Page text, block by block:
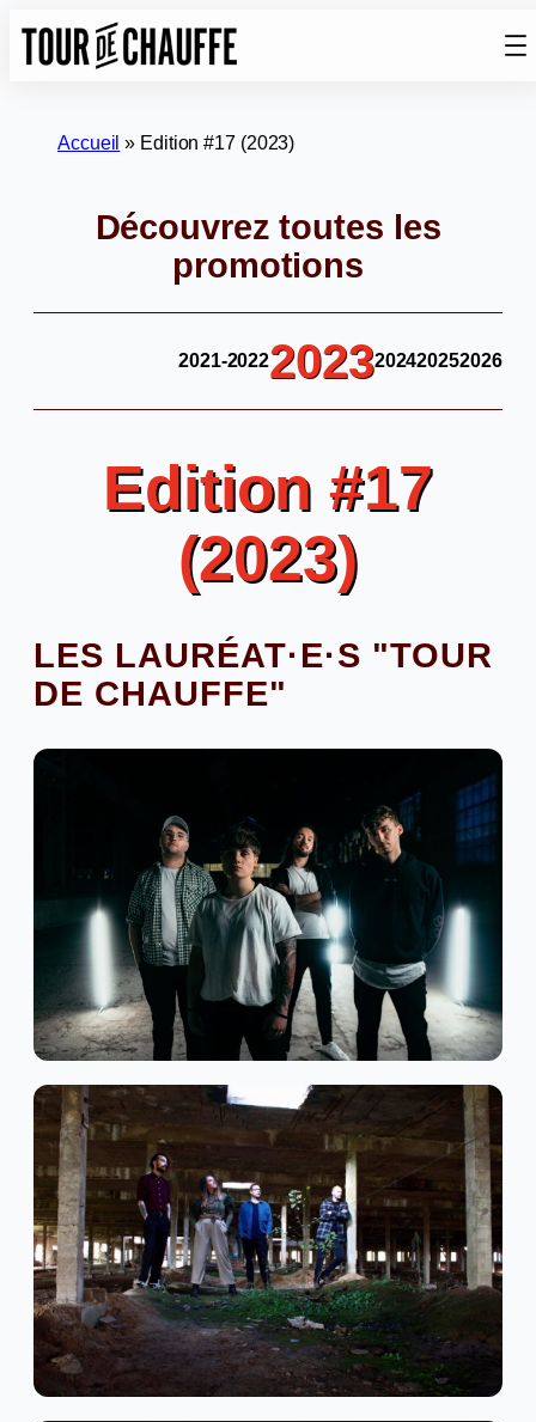
Accueil » Edition #17 (2023)
Découvrez toutes les
promotions
2021-20222023202420252026
Edition #17
(2023)
LES LAURÉAT·E·S "TOUR
DE CHAUFFE"
Metal Alternatif
AHNA